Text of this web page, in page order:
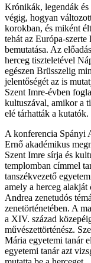
Krónikák, legendák és
végig, hogyan
korokban, és miként
tehát az Európa-
bemutatása. Az
herceg tiszteletével
egészen Brüsszelig
jelentőségét az is
Szent Imre-évben
kultuszával, amikor a
elé tárhatták a kutatók.
A konferencia Spányi
Ernő akadémikus
Szent Imre sírja és
templomban címmel
tanszékvezető
amely a herceg
Andrea zenetudós
zenetörténetében. A
a XIV. század
művészettörténész.
Mária egyetemi tanár
egyetemi tanár azt